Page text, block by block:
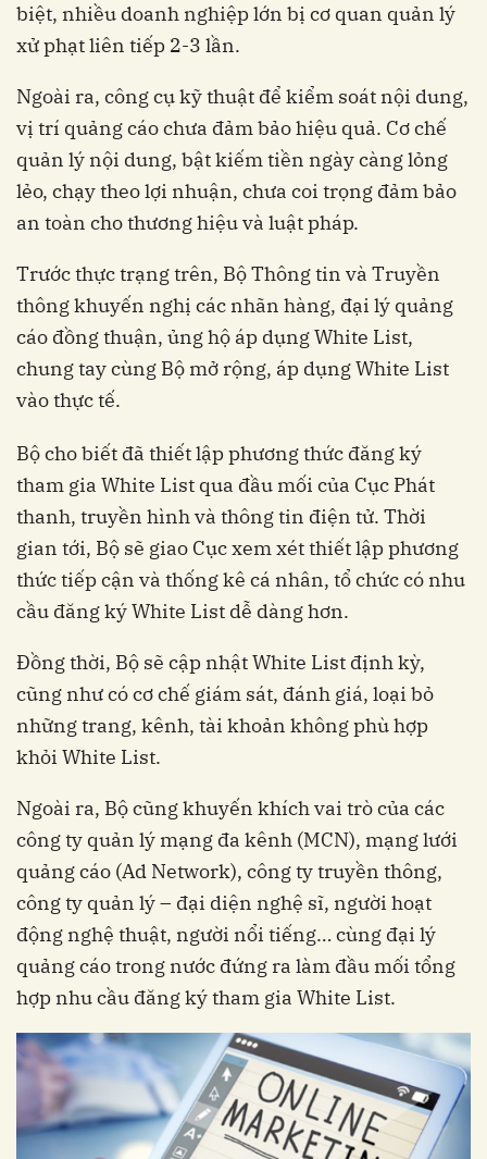
biệt, nhiều doanh nghiệp lớn bị cơ quan quản lý
xử phạt liên tiếp 2-3 lần.
Ngoài ra, công cụ kỹ thuật để kiểm soát nội dung,
vị trí quảng cáo chưa đảm bảo hiệu quả. Cơ chế
quản lý nội dung, bật kiếm tiền ngày càng lỏng
lẻo, chạy theo lợi nhuận, chưa coi trọng đảm bảo
an toàn cho thương hiệu và luật pháp.
Trước thực trạng trên, Bộ Thông tin và Truyền
thông khuyến nghị các nhãn hàng, đại lý quảng
cáo đồng thuận, ủng hộ áp dụng White List,
chung tay cùng Bộ mở rộng, áp dụng White List
vào thực tế.
Bộ cho biết đã thiết lập phương thức đăng ký
tham gia White List qua đầu mối của Cục Phát
thanh, truyền hình và thông tin điện tử. Thời
gian tới, Bộ sẽ giao Cục xem xét thiết lập phương
thức tiếp cận và thống kê cá nhân, tổ chức có nhu
cầu đăng ký White List dễ dàng hơn.
Đồng thời, Bộ sẽ cập nhật White List định kỳ,
cũng như có cơ chế giám sát, đánh giá, loại bỏ
những trang, kênh, tài khoản không phù hợp
khỏi White List.
Ngoài ra, Bộ cũng khuyến khích vai trò của các
công ty quản lý mạng đa kênh (MCN), mạng lưới
quảng cáo (Ad Network), công ty truyền thông,
công ty quản lý – đại diện nghệ sĩ, người hoạt
động nghệ thuật, người nổi tiếng… cùng đại lý
quảng cáo trong nước đứng ra làm đầu mối tổng
hợp nhu cầu đăng ký tham gia White List.